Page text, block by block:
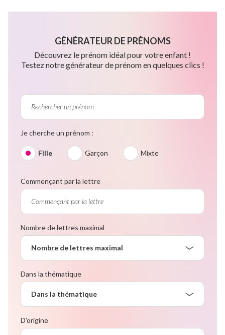
GÉNÉRATEUR DE PRÉNOMS
Découvrez le prénom idéal pour votre enfant !
Testez notre générateur de prénom en quelques clics !
Je cherche un prénom :
Fille Garçon Mixte
Commençant par la lettre
Nombre de lettres maximal
Nombre de lettres maximal
Dans la thématique
Dans la thématique
D'origine